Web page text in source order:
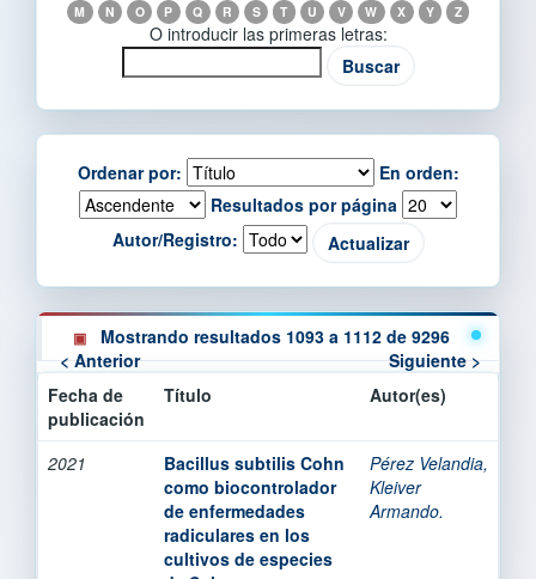
M
N O P Q R S T U V W X Y Z
O introducir las primeras letras:
Ordenar por:
En orden:
Resultados por página
Autor/Registro:
Mostrando resultados 1093 a 1112 de 9296
< Anterior
Siguiente >
Fecha de
publicación
Título Autor(es)
2021
Bacillus subtilis Cohn
como biocontrolador
de enfermedades
radiculares en los
cultivos de especies
Pérez Velandia,
Kleiver
Armando.